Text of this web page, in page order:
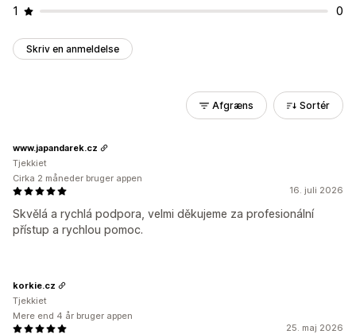
1
0
Skriv en anmeldelse
Afgræns Sortér
16. juli 2026
Skvělá a rychlá podpora, velmi děkujeme za profesionální
přístup a rychlou pomoc.
www.japandarek.cz
Tjekkiet
Cirka 2 måneder bruger appen
25. maj 2026
korkie.cz
Tjekkiet
Mere end 4 år bruger appen